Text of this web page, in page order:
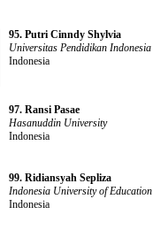
95. Putri Cinndy Shylvia
Universitas Pendidikan Indonesia
Indonesia
97. Ransi Pasae
Hasanuddin University
Indonesia
99. Ridiansyah Sepliza
Indonesia University of Education
Indonesia